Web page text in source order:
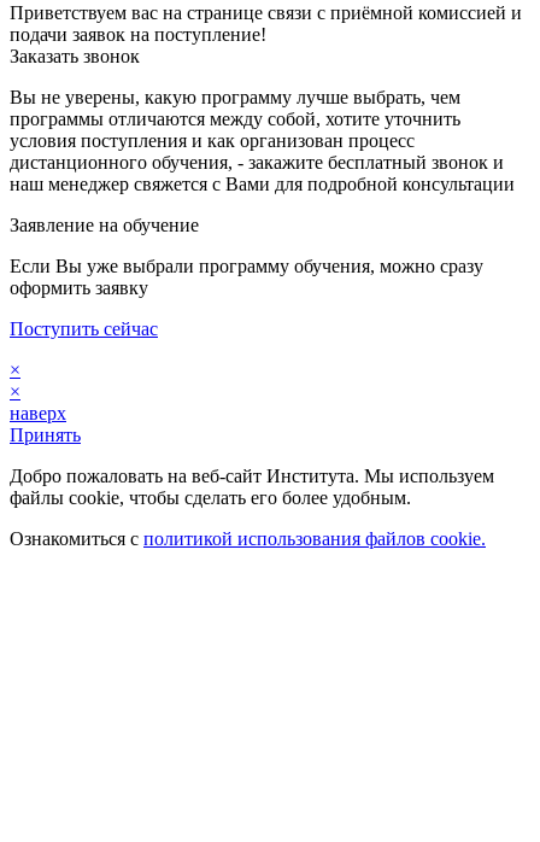
Приветствуем вас на странице связи с приёмной комиссией и
подачи заявок на поступление!
Заказать звонок
Вы не уверены, какую программу лучше выбрать, чем
программы отличаются между собой, хотите уточнить
условия поступления и как организован процесс
дистанционного обучения, - закажите бесплатный звонок и
наш менеджер свяжется с Вами для подробной консультации
Заявление на обучение
Если Вы уже выбрали программу обучения, можно сразу
оформить заявку
Поступить сейчас
×
×
наверх
Принять
Добро пожаловать на веб-сайт Института. Мы используем
файлы cookie, чтобы сделать его более удобным.
Ознакомиться с политикой использования файлов cookie.